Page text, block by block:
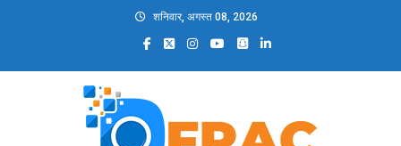
शनिवार, अगस्त 08, 2026